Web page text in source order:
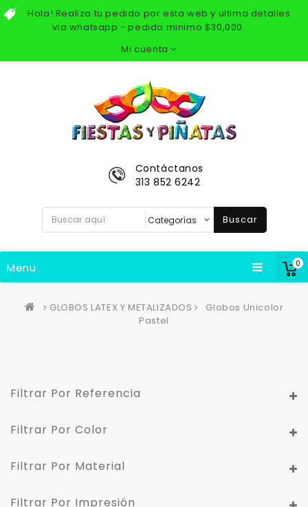
Hola! Realiza tu pedido por esta web y ultima detalles
via whatsapp - pedido minimo $30,000.
Mi cuenta
0
Contáctanos
313 852 6242
Buscar
Menu
GLOBOS LATEX Y METALIZADOS
Globos Unicolor
Pastel
Filtrar Por Referencia
Filtrar Por Color
Filtrar Por Material
Filtrar Por Impresión